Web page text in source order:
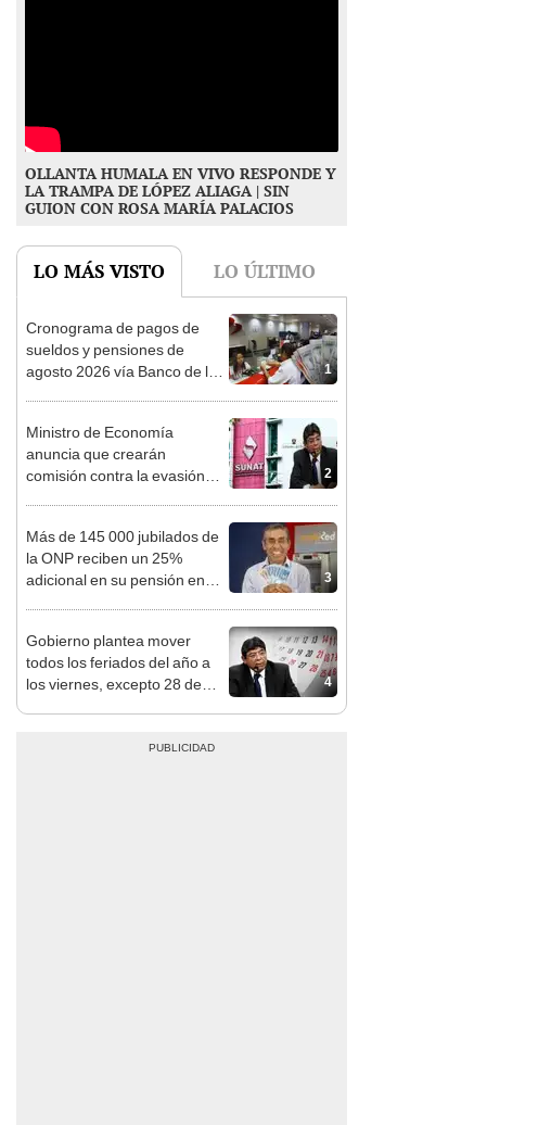
OLLANTA HUMALA EN VIVO RESPONDE Y
LA TRAMPA DE LÓPEZ ALIAGA | SIN
GUION CON ROSA MARÍA PALACIOS
LO MÁS VISTO LO ÚLTIMO
1
Cronograma de pagos de
sueldos y pensiones de
agosto 2026 vía Banco de la
2
Ministro de Economía
anuncia que crearán
comisión contra la evasión
3
Más de 145 000 jubilados de
la ONP reciben un 25%
adicional en su pensión en
4
Gobierno plantea mover
todos los feriados del año a
los viernes, excepto 28 de